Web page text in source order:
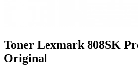
Toner Lexmark 808SK
Original